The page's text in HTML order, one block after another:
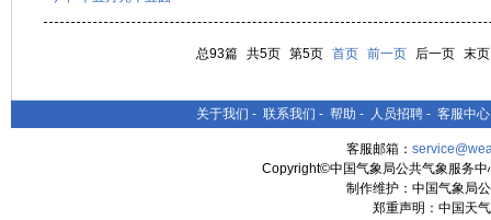
总93篇 共5页 第5页 首页 前一页 后一页 末页
关于我们 - 联系我们 - 帮助 - 人员招聘 - 客服中心
客服邮箱：
Copyright©中国气象局公共气象服务
制作维护：中国气象局
郑重声明：中国天